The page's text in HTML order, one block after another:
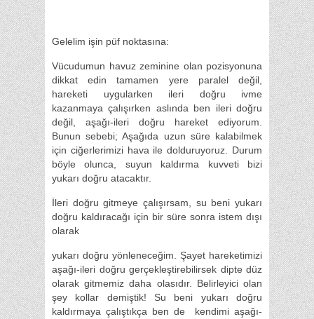
Gelelim işin püf noktasına:
Vücudumun havuz zeminine olan pozisyonuna
dikkat edin tamamen yere paralel değil,
hareketi uygularken ileri doğru ivme
kazanmaya çalışırken aslında ben ileri doğru
değil, aşağı-ileri doğru hareket ediyorum.
Bunun sebebi; Aşağıda uzun süre kalabilmek
için ciğerlerimizi hava ile dolduruyoruz. Durum
böyle olunca, suyun kaldırma kuvveti bizi
yukarı doğru atacaktır.
İleri doğru gitmeye çalışırsam, su beni yukarı
doğru kaldıracağı için bir süre sonra istem dışı
olarak
yukarı doğru yönleneceğim. Şayet hareketimizi
aşağı-ileri doğru gerçekleştirebilirsek dipte düz
olarak gitmemiz daha olasıdır. Belirleyici olan
şey kollar demiştik! Su beni yukarı doğru
kaldırmaya çalıştıkça ben de kendimi aşağı-